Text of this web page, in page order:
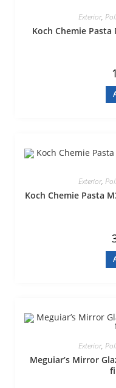
Exterior,
Koch Chemie
Exterior,
Koch Chemie Pasta
Exterior,
Meguiar’s Mirror